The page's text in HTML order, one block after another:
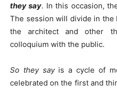
they say. In this occasion,
The session will divide in
the architect and other
colloquium with the public.
So they sayis a cycle of
celebrated on the first and